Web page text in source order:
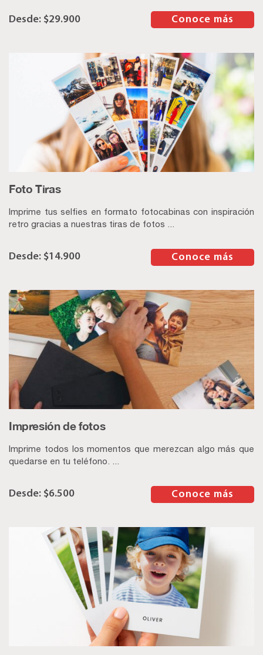
$29.900 Conoce más
Foto Tiras
Imprime tus selfies en formato fotocabinas con inspiración
retro gracias a nuestras tiras de fotos ...
$14.900 Conoce más
Impresión de fotos
Imprime todos los momentos que merezcan algo más que
quedarse en tu teléfono. ...
$6.500 Conoce más